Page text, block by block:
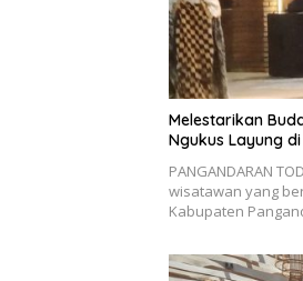
Melestarikan
Ngukus Layung
PANGANDARAN
wisatawan yang
Kabupaten